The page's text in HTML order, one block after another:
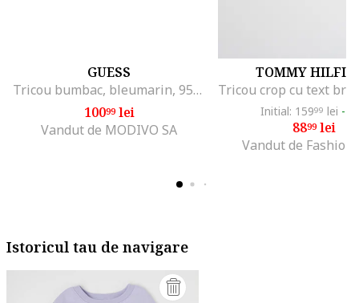
GUESS
Tricou bumbac, bleumarin, 95% bumbac, 5% elastan, Bleumarin
10099lei
Vandut de MODIVO SA
TOMMY
Initial: 15999 lei -
8899lei
Vandut de Fashion
Istoricul tau de navigare